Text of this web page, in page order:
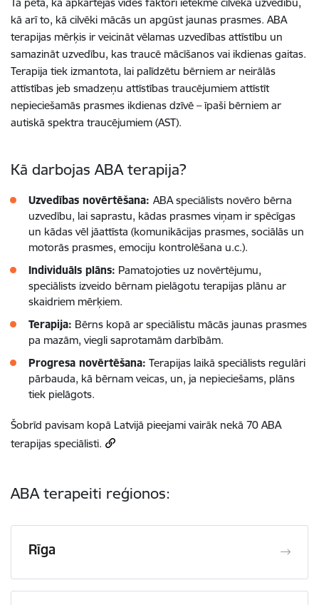
kā arī to, kā cilvēki mācās un apgūst jaunas prasmes. ABA
terapijas mērķis ir veicināt vēlamas uzvedības attīstību un
samazināt uzvedību, kas traucē mācīšanos vai ikdienas gaitas.
Terapija tiek izmantota, lai palīdzētu bērniem ar neirālās
attīstības jeb smadzeņu attīstības traucējumiem attīstīt
nepieciešamās prasmes ikdienas dzīvē – īpaši bērniem ar
autiskā spektra traucējumiem (AST).
Kā darbojas ABA terapija?
Uzvedības novērtēšana: ABA speciālists novēro bērna
uzvedību, lai saprastu, kādas prasmes viņam ir spēcīgas
un kādas vēl jāattīsta (komunikācijas prasmes, sociālās un
motorās prasmes, emociju kontrolēšana u.c.).
Individuāls plāns: Pamatojoties uz novērtējumu,
speciālists izveido bērnam pielāgotu terapijas plānu ar
skaidriem mērķiem.
Terapija: Bērns kopā ar speciālistu mācās jaunas prasmes
pa mazām, viegli saprotamām darbībām.
Progresa novērtēšana: Terapijas laikā speciālists regulāri
pārbauda, kā bērnam veicas, un, ja nepieciešams, plāns
tiek pielāgots.
Šobrīd pavisam kopā Latvijā pieejami vairāk nekā 70 ABA
terapijas speciālisti.
ABA terapeiti reģionos:
Rīga